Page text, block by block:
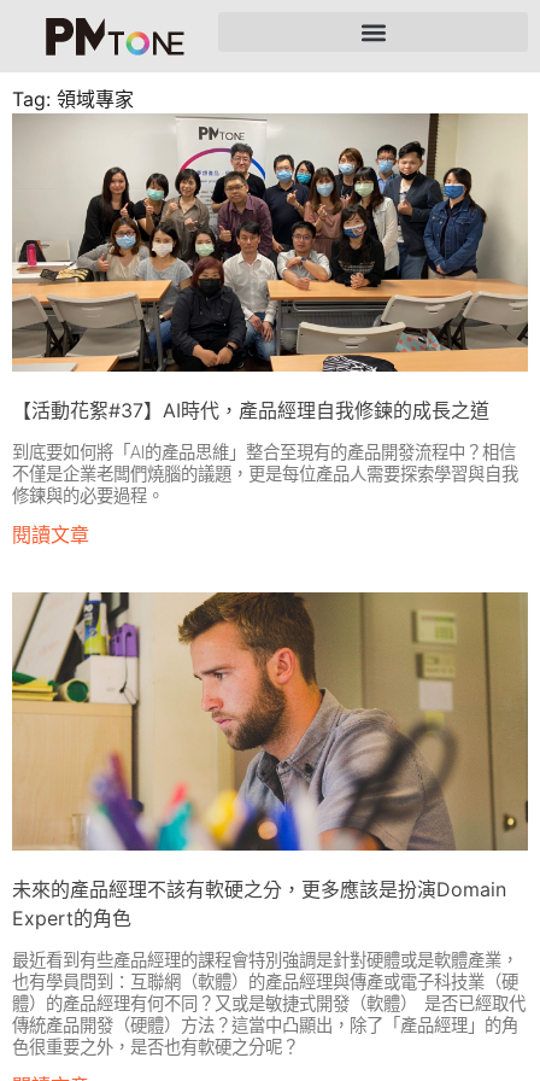
Tag: 領域專家
【活動花絮#37】AI時代，產品經理自我修鍊的成長之道
到底要如何將「AI的產品思維」整合至現有的產品開發流程中？相信
不僅是企業老闆們燒腦的議題，更是每位產品人需要探索學習與自我
修鍊與的必要過程。
閱讀文章
未來的產品經理不該有軟硬之分，更多應該是扮演Domain
Expert的角色
最近看到有些產品經理的課程會特別強調是針對硬體或是軟體產業，
也有學員問到：互聯網（軟體）的產品經理與傳產或電子科技業（硬
體）的產品經理有何不同？又或是敏捷式開發（軟體） 是否已經取代
傳統產品開發（硬體）方法？這當中凸顯出，除了「產品經理」的角
色很重要之外，是否也有軟硬之分呢？